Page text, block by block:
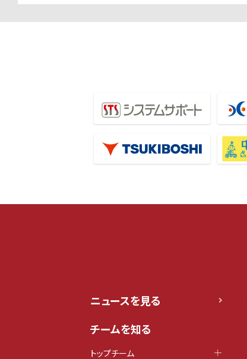
ニュースを見る
チームを知る
トップチーム